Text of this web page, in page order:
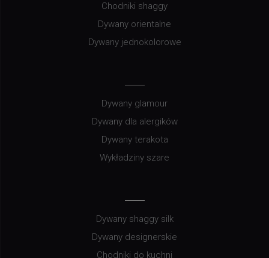
Chodniki shaggy
Dywany orientalne
Dywany jednokolorowe
Dywany glamour
Dywany dla alergików
Dywany terakota
Wykładziny szare
Dywany shaggy silk
Dywany designerskie
Chodniki do kuchni